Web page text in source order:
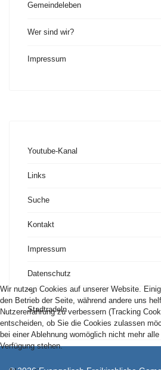
Gemeindeleben
Wer sind wir?
Impressum
Youtube-Kanal
Links
Suche
Kontakt
Impressum
Datenschutz
">
Stadtradeln
Wir nutzen Cookies auf unserer Website.
den Betrieb der Seite, während andere uns
Nutzererfahrung zu verbessern (Tracking
entscheiden, ob Sie die Cookies zulassen
bei einer Ablehnung womöglich nicht mehr
Verfügung stehen.